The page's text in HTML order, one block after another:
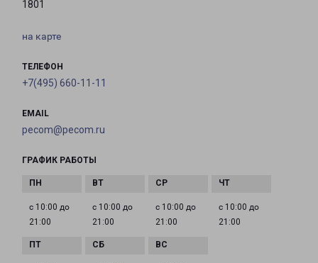
1801
на карте
ТЕЛЕФОН
+7(495) 660-11-11
EMAIL
pecom@pecom.ru
ГРАФИК РАБОТЫ
с 10:00 до
21:00
с 10:00 до
21:00
с 10:00 до
21:00
с 10:00 до
21:00